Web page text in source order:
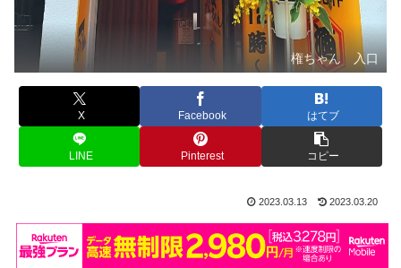
権ちゃん 入口
X Facebook はてブ
LINE Pinterest コピー
2023.03.13 2023.03.20